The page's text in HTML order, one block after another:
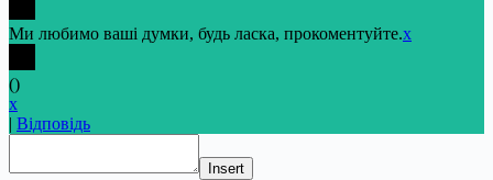
Ми любимо ваші думки, будь ласка, прокоментуйте.x
()
x
| Відповідь
Insert